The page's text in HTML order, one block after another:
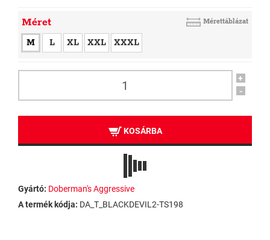
Méret Mérettáblázat
M L XL XXL XXXL
+
-
KOSÁRBA
Gyártó: Doberman's Aggressive
A termék kódja: DA_T_BLACKDEVIL2-TS198